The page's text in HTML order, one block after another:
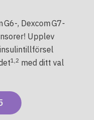
, Dexcom G7-
Upplev
1,2 med ditt val